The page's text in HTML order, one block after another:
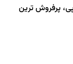
پرفروش ترین